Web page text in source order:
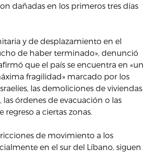
dañadas en los primeros tres días
y de desplazamiento en el
de haber terminado», denunció
que el país se encuentra en «un
fragilidad» marcado por los
las demoliciones de viviendas
las órdenes de evacuación o las
a ciertas zonas.
de movimiento a los
en el sur del Líbano, siguen